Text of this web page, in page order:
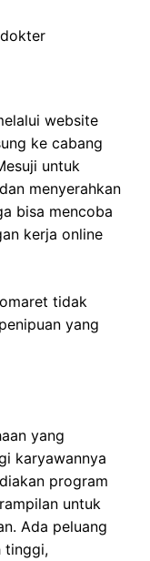
website
ke cabang
untuk
menyerahkan
bisa mencoba
kerja online
tidak
yang
yang
karyawannya
program
untuk
Ada peluang
tinggi,